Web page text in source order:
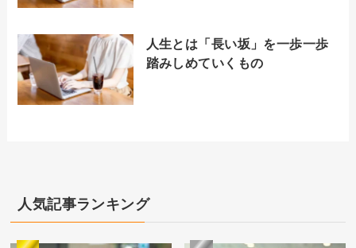
人生とは「長い坂」を一歩一歩
踏みしめていくもの
人気記事ランキング